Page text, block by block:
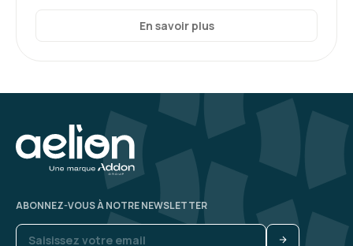
En savoir plus
ABONNEZ-VOUS À NOTRE NEWSLETTER